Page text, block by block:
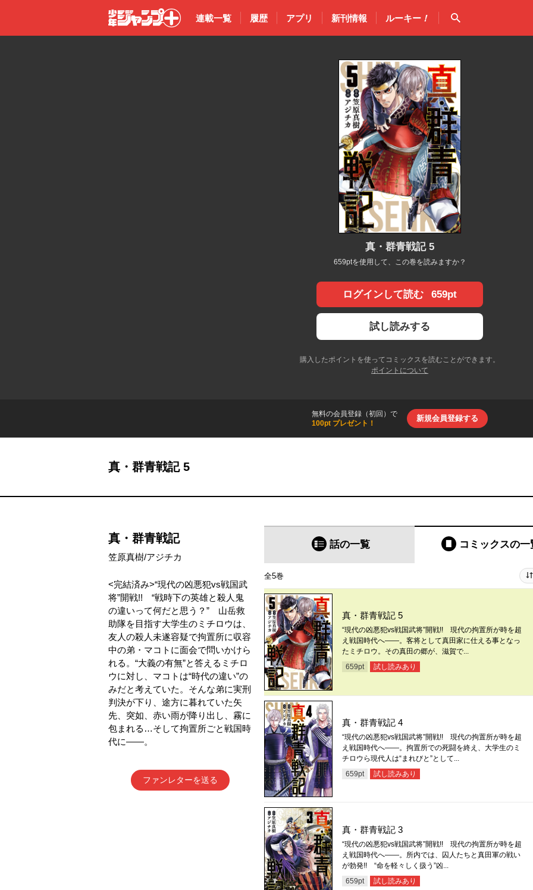
少年ジャン
連載一覧 履歴 アプリ 新刊情報 ルーキー！ 検索
真・群青戦記 5
659ptを使用して、この巻を読みますか？
ログインして読む 659pt
試し読みする
購入したポイントを使ってコミックスを読むことができます。
ポイントについて
無料の会員登録（初回）で
100pt プレゼント！
新規会員登録する
真・群青戦記 5
真・群青戦記
笠原真樹/アジチカ
<完結済み>“現代の凶悪犯vs戦国武
将”開戦!! “戦時下の英雄と殺人鬼
の違いって何だと思う？” 山岳救
助隊を目指す大学生のミチロウは、
友人の殺人未遂容疑で拘置所に収容
中の弟・マコトに面会で問いかけら
れる。“大義の有無”と答えるミチロ
ウに対し、マコトは“時代の違い”の
みだと考えていた。そんな弟に実刑
判決が下り、途方に暮れていた矢
先、突如、赤い雨が降り出し、霧に
包まれる…そして拘置所ごと戦国時
代に――。
ファンレターを送る
話の一覧 コミックスの一
全5巻
真・群青戦記 5
“現代の凶悪犯vs戦国武将”開戦!! 現代の拘置所が時を超
え戦国時代へ――。客将として真田家に仕える事となっ
たミチロウ。その真田の郷が、滋賀で...
659pt 試し読みあり
真・群青戦記 4
“現代の凶悪犯vs戦国武将”開戦!! 現代の拘置所が時を超
え戦国時代へ――。拘置所での死闘を終え、大学生のミ
チロウら現代人は“まれびと”として...
659pt 試し読みあり
真・群青戦記 3
“現代の凶悪犯vs戦国武将”開戦!! 現代の拘置所が時を超
え戦国時代へ――。所内では、囚人たちと真田軍の戦い
が勃発!! “命を軽々しく扱う”凶...
659pt 試し読みあり